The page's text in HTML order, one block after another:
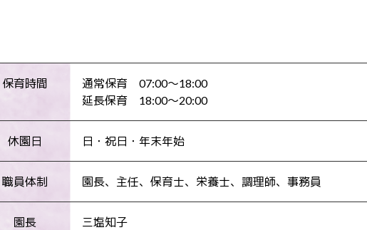
保育時間
通常保育 07:00～18:00
延長保育 18:00～20:00
休園日 日・祝日・年末年始
職員体制 園長、主任、保育士、栄養士、調理師、事務員
園長 三塩知子